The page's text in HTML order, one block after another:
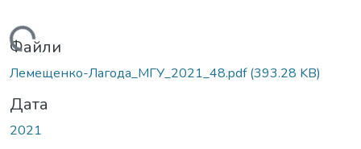
Файли
Лемещенко-Лагода_МГУ_2021_48.pdf(393.28 KB)
Дата
2021